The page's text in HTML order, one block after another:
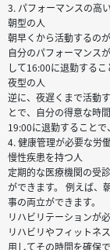
3. パフォーマンスの高
朝型の人
朝早くから活動するの
自分のパフォーマンス
して16:00に退勤するこ
夜型の人
逆に、夜遅くまで活動
とで、自分の得意な時
19:00に退勤することで
4. 健康管理が必要な労
慢性疾患を持つ人
定期的な医療機関の受
ができます。 例えば、
事の両立ができます。
リハビリテーションが
リハビリやフィットネ
用してその時間を確保